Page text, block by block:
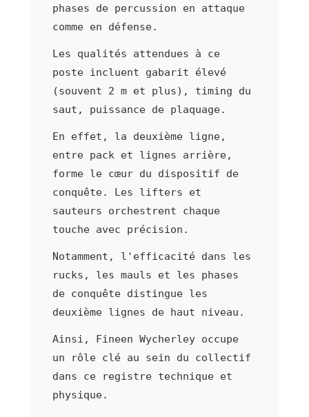
phases de percussion en attaque
comme en défense.
Les qualités attendues à ce
poste incluent gabarit élevé
(souvent 2 m et plus), timing du
saut, puissance de plaquage.
En effet, la deuxième ligne,
entre pack et lignes arrière,
forme le cœur du dispositif de
conquête. Les lifters et
sauteurs orchestrent chaque
touche avec précision.
Notamment, l'efficacité dans les
rucks, les mauls et les phases
de conquête distingue les
deuxième lignes de haut niveau.
Ainsi, Fineen Wycherley occupe
un rôle clé au sein du collectif
dans ce registre technique et
physique.